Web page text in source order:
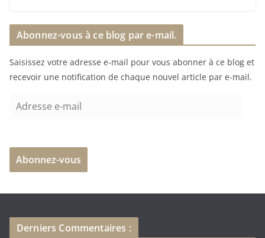
Abonnez-vous à ce blog par e-mail.
Saisissez votre adresse e-mail pour vous abonner à ce blog et
recevoir une notification de chaque nouvel article par e-mail.
e
s
-
Abonnez-vous
Derniers Commentaires :